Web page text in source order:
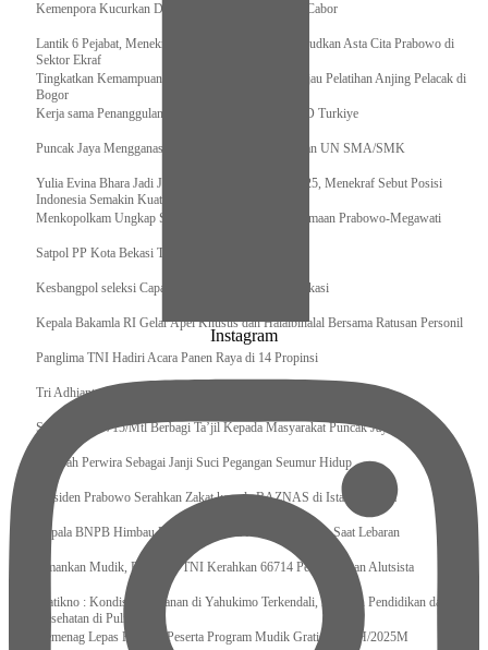
Kemenpora Kucurkan Dana untuk Pelatnas pada 13 Cabor
Lantik 6 Pejabat, Menekraf Tegaskan Komitmen Wujudkan Asta Cita Prabowo di
Sektor Ekraf
Tingkatkan Kemampuan K9 TNI, Panglima TNI Tinjau Pelatihan Anjing Pelacak di
Bogor
Kerja sama Penanggulangan Bencana BNPB – AFAD Turkiye
Puncak Jaya Mengganas, TNI-POLRI Solid Amankan UN SMA/SMK
Yulia Evina Bhara Jadi Juri Festival Film Cannes 2025, Menekraf Sebut Posisi
Indonesia Semakin Kuat
Menkopolkam Ungkap Spirit Persatuan dan Kebersamaan Prabowo-Megawati
Satpol PP Kota Bekasi Tertibkan PPKS
Kesbangpol seleksi Capaska 736 Siswa/i se-Kota Bekasi
Kepala Bakamla RI Gelar Apel Khusus dan Halalbihalal Bersama Ratusan Personil
Panglima TNI Hadiri Acara Panen Raya di 14 Propinsi
Tri Adhianto : Kota Bekasi Bisa Mempertahankan Keharmonisasian
Satgas Yonif 715/Mtl Berbagi Ta’jil Kepada Masyarakat Puncak Jaya
Sumpah Perwira Sebagai Janji Suci Pegangan Seumur Hidup
Presiden Prabowo Serahkan Zakat kepada BAZNAS di Istana Negara
Kepala BNPB Himbau Pemda Waspada Potensi Bencana Saat Lebaran
Amankan Mudik, Panglima TNI Kerahkan 66714 Personel Dan Alutsista
Pratikno : Kondisi Keamanan di Yahukimo Terkendali, Layanan Pendidikan dan
Kesehatan di Pulihkan
Kemenag Lepas Ratusan Peserta Program Mudik Gratis 1446 H/2025M
Instagram